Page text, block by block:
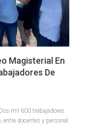
Magisterial En
De
mil 600 trabajadores
entre docentes y personal